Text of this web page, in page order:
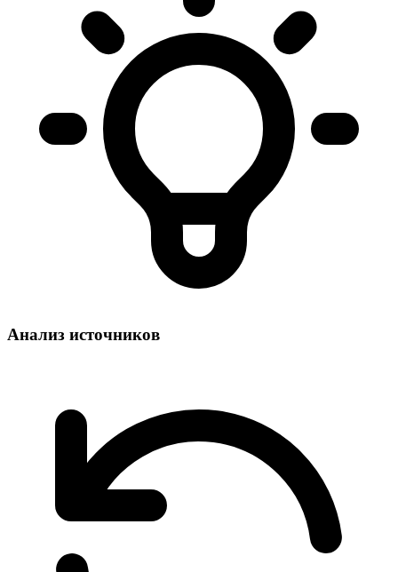
Анализ источников